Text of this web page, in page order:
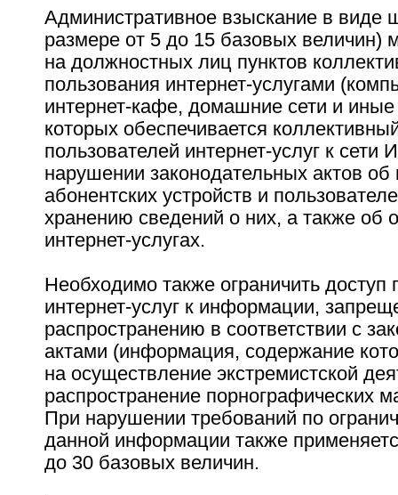
Административное взыскание в виде
размере от 5 до 15 базовых величин)
на должностных лиц пунктов
пользования интернет-услугами
интернет-кафе, домашние сети и
которых обеспечивается
пользователей интернет-услуг к сети
нарушении законодательных актов
абонентских устройств и
хранению сведений о них, а также об
интернет-услугах.
Необходимо также ограничить доступ
интернет-услуг к информации,
распространению в соответствии с
актами (информация, содержание
на осуществление экстремистской
распространение порнографических
При нарушении требований по
данной информации также
до 30 базовых величин.